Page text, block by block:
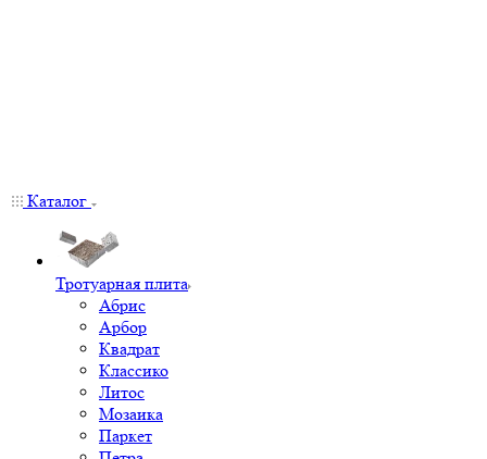
Каталог
Тротуарная плита
Абрис
Арбор
Квадрат
Классико
Литос
Мозаика
Паркет